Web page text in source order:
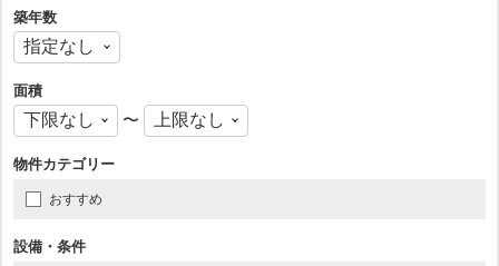
築年数
面積
〜
物件カテゴリー
おすすめ
設備・条件